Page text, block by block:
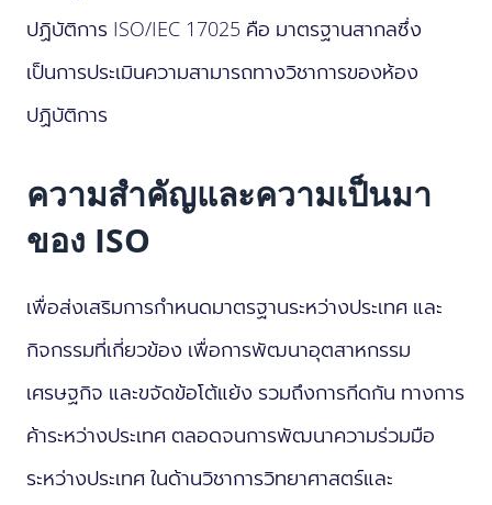
ปฏิบัติการ ISO/IEC 17025 คือ มาตรฐานสากลซึ่ง
เป็นการประเมินความสามารถทางวิชาการของห้อง
ปฏิบัติการ
ความสำคัญและความเป็นมา
ของ ISO
เพื่อส่งเสริมการกำหนดมาตรฐานระหว่างประเทศ และ
กิจกรรมที่เกี่ยวข้อง เพื่อการพัฒนาอุตสาหกรรม
เศรษฐกิจ และขจัดข้อโต้แย้ง รวมถึงการกีดกัน ทางการ
ค้าระหว่างประเทศ ตลอดจนการพัฒนาความร่วมมือ
ระหว่างประเทศ ในด้านวิชาการวิทยาศาสตร์และ